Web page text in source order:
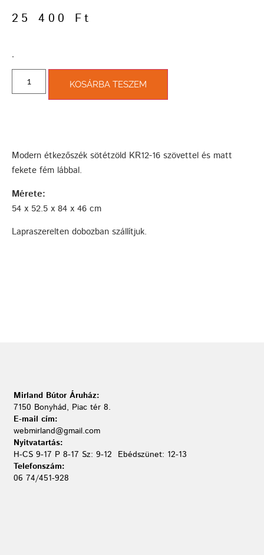
25 400 Ft
­.
KOSÁRBA TESZEM
Modern étkezőszék sötétzöld KR12-16 szövettel és matt
fekete fém lábbal.
Mérete:
54 x 52.5 x 84 x 46 cm
Lapraszerelten dobozban szállítjuk.
Mirland Bútor Áruház:
7150 Bonyhád, Piac tér 8.
E-mail cím:
webmirland@gmail.com
Nyitvatartás:
H-CS 9-17 P 8-17 Sz: 9-12 Ebédszünet: 12-13
Telefonszám:
06 74/451-928